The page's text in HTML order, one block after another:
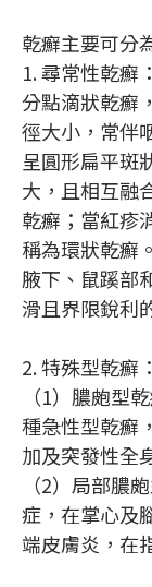
乾癬主要可分
1. 尋常性乾癬：
分點滴狀乾癬
徑大小，常伴
呈圓形扁平斑
大，且相互融
乾癬；當紅疹
稱為環狀乾癬
腋下、鼠蹊部
滑且界限銳利
2. 特殊型乾癬：
（1）膿皰型
種急性型乾癬
加及突發性全
（2）局部膿
症，在掌心及
端皮膚炎，在